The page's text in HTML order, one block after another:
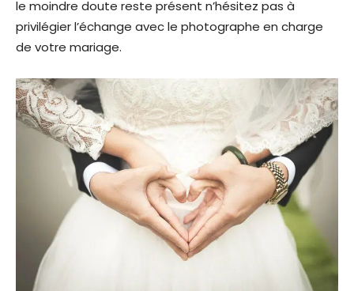
le moindre doute reste présent n’hésitez pas à
privilégier l’échange avec le photographe en charge
de votre mariage.